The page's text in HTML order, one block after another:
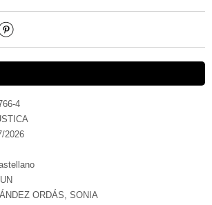
4
2026
ORDÁS, SONIA